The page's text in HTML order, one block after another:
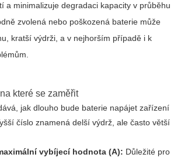
a minimalizuje degradaci kapacity v průběhu
zvolená nebo poškozená baterie může
kratší výdrži, a v nejhorším případě i k
které se zaměřit
jak dlouho bude baterie napájet zařízení
číslo znamená delší výdrž, ale často větší
vybíjecí hodnota (A): Důležité pro